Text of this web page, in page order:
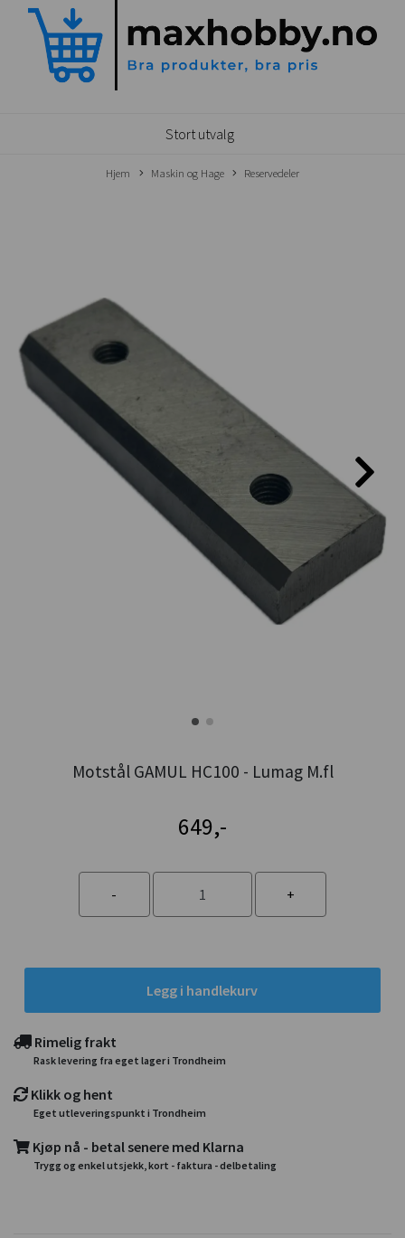
Stort utvalg
Hjem Maskin og Hage Reservedeler
Motstål GAMUL HC100 - Lumag M.fl
649,-
Legg i handlekurv
Rimelig frakt
Rask levering fra eget lager i Trondheim
Klikk og hent
Eget utleveringspunkt i Trondheim
Kjøp nå - betal senere med Klarna
Trygg og enkel utsjekk, kort - faktura - delbetaling